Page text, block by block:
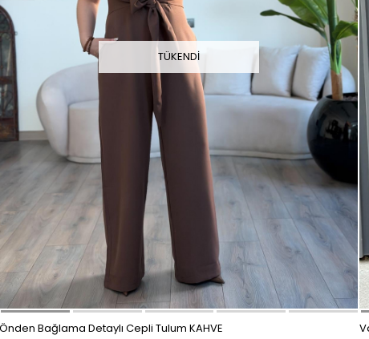
TÜKENDI
Önden Bağlama Detaylı Cepli Tulum KAHVE